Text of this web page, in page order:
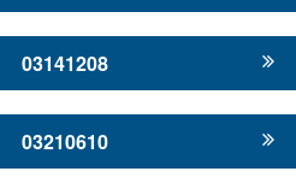
03141208
03210610